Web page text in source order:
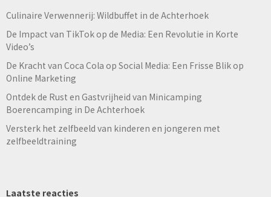
Culinaire Verwennerij: Wildbuffet in de Achterhoek
De Impact van TikTok op de Media: Een Revolutie in Korte
Video’s
De Kracht van Coca Cola op Social Media: Een Frisse Blik op
Online Marketing
Ontdek de Rust en Gastvrijheid van Minicamping
Boerencamping in De Achterhoek
Versterk het zelfbeeld van kinderen en jongeren met
zelfbeeldtraining
Laatste reacties